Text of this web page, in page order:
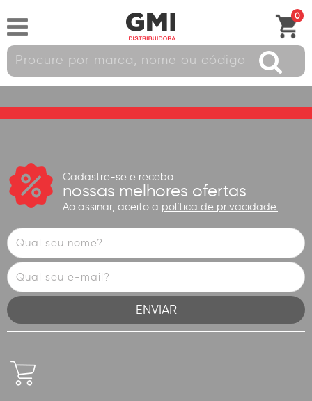
0
Cadastre-se e receba
nossas melhores ofertas
Ao assinar, aceito a política de privacidade.